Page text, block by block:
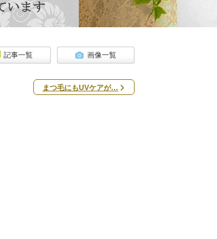
記事一覧 画像一覧
まつ毛にもUVケアが…